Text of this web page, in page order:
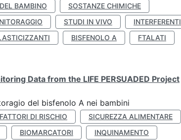
BAMBINO
SOSTANZE CHIMICHE
STUDI IN VIVO
BISFENOLO A
FTALATI
Data from the LIFE PERSUADED Project
del bisfenolo A nei bambini
FATTORI DI RISCHIO
SICUREZZA ALIMENTARE
BIOMARCATORI
INQUINAMENTO